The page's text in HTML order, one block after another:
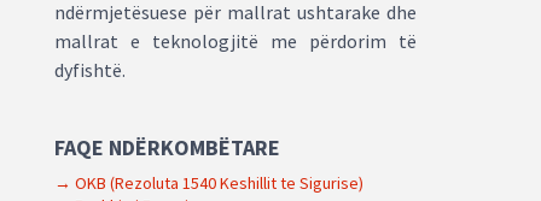
ndërmjetësuese për mallrat ushtarake dhe
mallrat e teknologjitë me përdorim të
dyfishtë.
FAQE NDËRKOMBËTARE
→ OKB (Rezoluta 1540 Keshillit te Sigurise)